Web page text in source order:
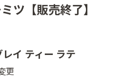
ツ【販売終了】
レイ ティー ラテ
更